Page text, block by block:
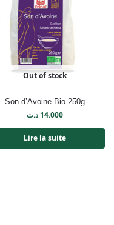
Out of stock
Son d’Avoine Bio 250g
14.000 د.ت
Lire la suite